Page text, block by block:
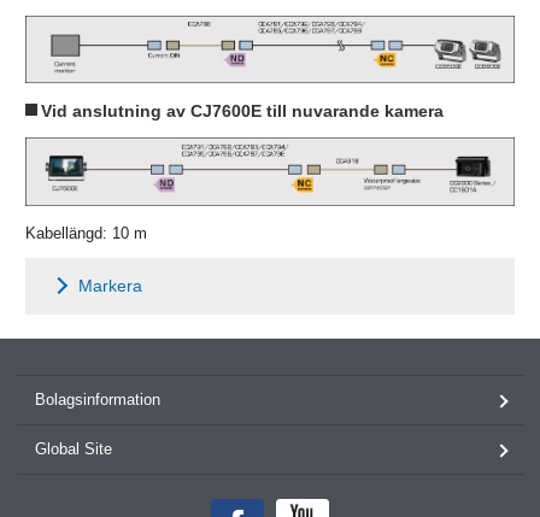
Vid anslutning av CJ7600E till nuvarande kamera
Kabellängd: 10 m
Markera
Bolagsinformation
Global Site